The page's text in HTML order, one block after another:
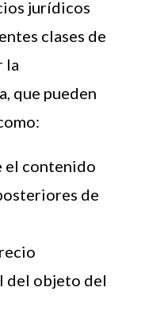
jurídicos
clases de
la
que pueden
el contenido
de
del objeto del